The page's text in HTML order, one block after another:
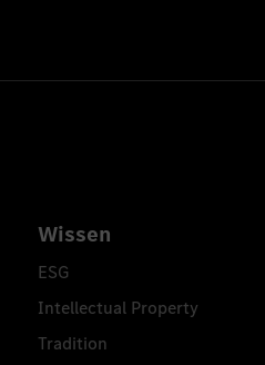
Wissen
ESG
Intellectual Property
Tradition